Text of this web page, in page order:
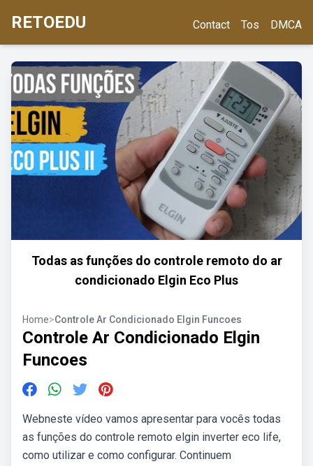
RETOEDU Contact Tos DMCA
Todas as funções do controle remoto do ar
condicionado Elgin Eco Plus
Home>Controle Ar Condicionado Elgin Funcoes
Controle Ar Condicionado Elgin
Funcoes
Webneste vídeo vamos apresentar para vocês todas
as funções do controle remoto elgin inverter eco life,
como utilizar e como configurar. Continuem